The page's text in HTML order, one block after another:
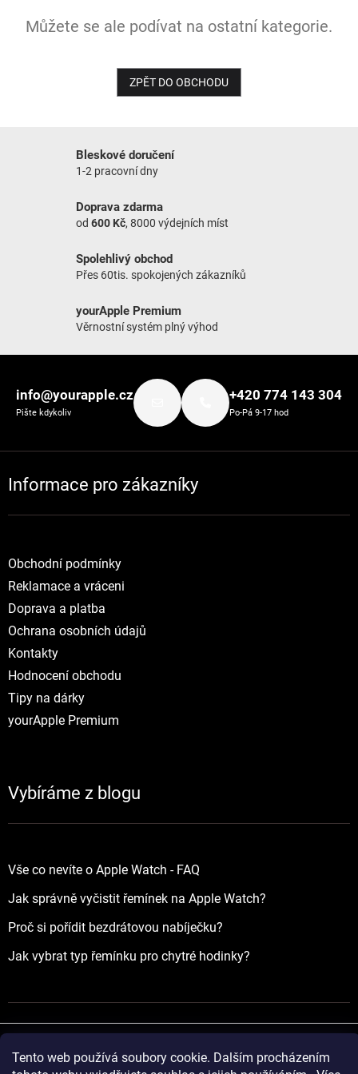
Tento web používá soubory cookie. Dalším procházením
NOVINKY
Můžete se ale podívat na ostatní kategorie.
ZPĚT DO OBCHODU
Bleskové doručení
1-2 pracovní dny
Doprava zdarma
od 600 Kč, 8000 výdejních míst
Spolehlivý obchod
Přes 60tis. spokojených zákazníků
yourApple Premium
Věrnostní systém plný výhod
info@yourapple.cz
Pište kdykoliv
+420 774 143 304
Po-Pá 9-17 hod
Informace pro zákazníky
Obchodní podmínky
Reklamace a vráceni
Doprava a platba
Ochrana osobních údajů
Kontakty
Hodnocení obchodu
Tipy na dárky
yourApple Premium
Vybíráme z blogu
Vše co nevíte o Apple Watch - FAQ
Jak správně vyčistit řemínek na Apple Watch?
Proč si pořídit bezdrátovou nabíječku?
Jak vybrat typ řemínku pro chytré hodinky?
Vytvořil Shoptet